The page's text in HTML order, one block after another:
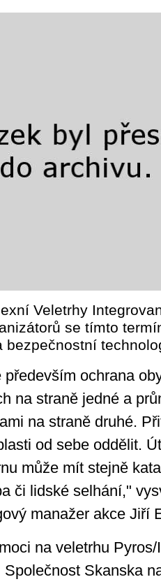
Veletrhy
se tímto
bezpečnostní
ochrana
na straně jedné a
na straně druhé.
od sebe oddělit.
může mít stejně
či lidské selhání,"
manažer akce Jiří
na veletrhu
Společnost Skanska